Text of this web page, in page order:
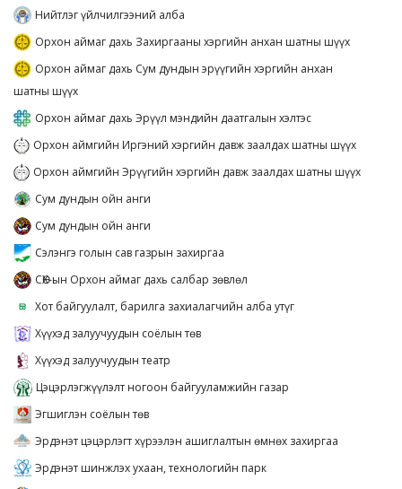
Нийтлэг үйлчилгээний алба
Орхон аймаг дахь Захиргааны хэргийн анхан шатны шүүх
Орхон аймаг дахь Сум дундын эрүүгийн хэргийн анхан
шатны шүүх
Орхон аймаг дахь Эрүүл мэндийн даатгалын хэлтэс
Орхон аймгийн Иргэний хэргийн давж заалдах шатны шүүх
Орхон аймгийн Эрүүгийн хэргийн давж заалдах шатны шүүх
Сум дундын ойн анги
Сум дундын ойн анги
Сэлэнгэ голын сав газрын захиргаа
СӨХ-ын Орхон аймаг дахь салбар зөвлөл
Хот байгуулалт, барилга захиалагчийн алба утүг
Хүүхэд залуучуудын соёлын төв
Хүүхэд залуучуудын театр
Цэцэрлэгжүүлэлт ногоон байгууламжийн газар
Эгшиглэн соёлын төв
Эрдэнэт цэцэрлэгт хүрээлэн ашиглалтын өмнөх захиргаа
Эрдэнэт шинжлэх ухаан, технологийн парк